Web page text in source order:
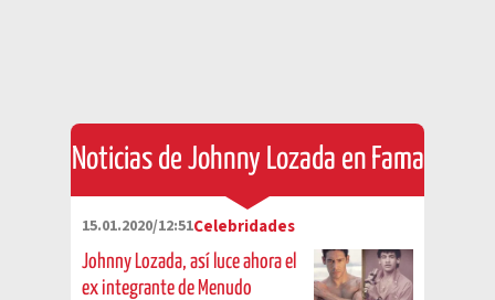
Noticias de Johnny Lozada en Fama
15.01.2020/12:51Celebridades
Johnny Lozada, así luce ahora el
ex integrante de Menudo